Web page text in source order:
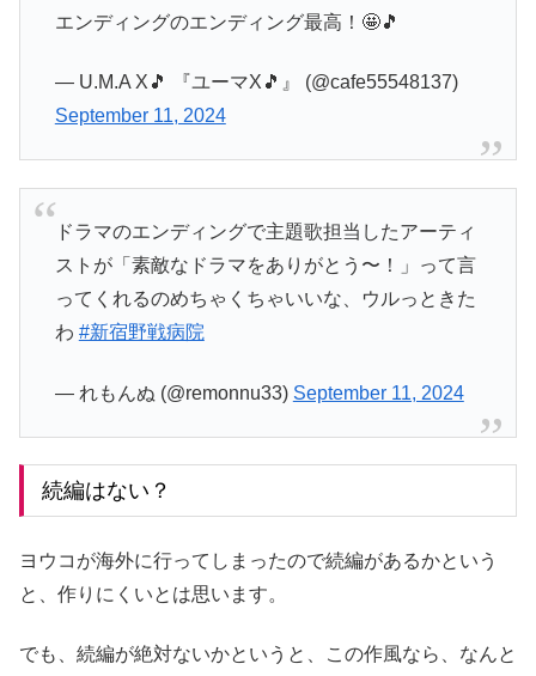
エンディングのエンディング最高！🤩🎵
— U.M.A X🎵 『ユーマX🎵』 (@cafe55548137)
September 11, 2024
ドラマのエンディングで主題歌担当したアーティ
ストが「素敵なドラマをありがとう〜！」って言
ってくれるのめちゃくちゃいいな、ウルっときた
わ #新宿野戦病院
— れもんぬ (@remonnu33) September 11, 2024
続編はない？
ヨウコが海外に行ってしまったので続編があるかという
と、 作りにくいとは思います。
でも、続編が絶対ないかというと、この作風なら、なんと